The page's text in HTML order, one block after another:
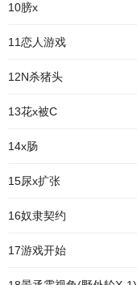
10膀x
11恋人游戏
12N杀猪头
13花x被C
14x肠
15尿x扩张
16奴隶契约
17游戏开始